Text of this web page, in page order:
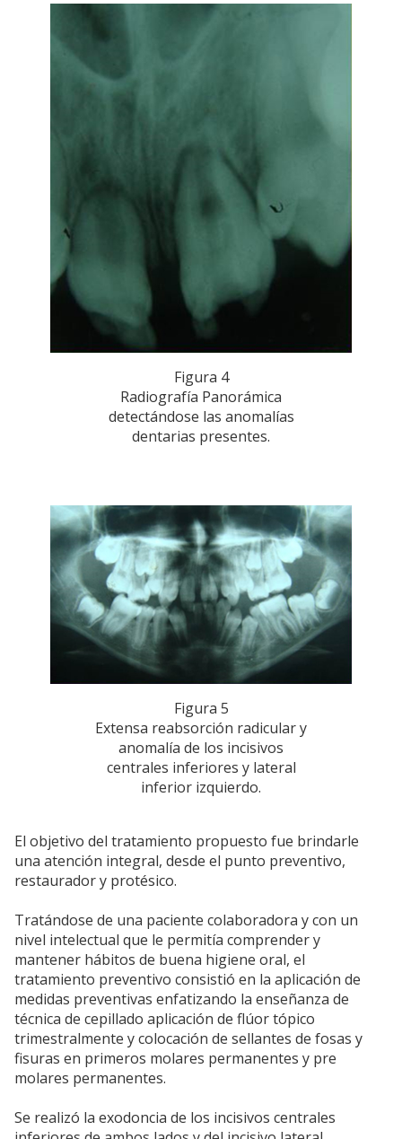
Figura 4
Radiografía Panorámica
detectándose las anomalías
dentarias presentes.
Figura 5
Extensa reabsorción radicular y
anomalía de los incisivos
centrales inferiores y lateral
inferior izquierdo.
El objetivo del tratamiento propuesto fue brindarle
una atención integral, desde el punto preventivo,
restaurador y protésico.
Tratándose de una paciente colaboradora y con un
nivel intelectual que le permitía comprender y
mantener hábitos de buena higiene oral, el
tratamiento preventivo consistió en la aplicación de
medidas preventivas enfatizando la enseñanza de
técnica de cepillado aplicación de flúor tópico
trimestralmente y colocación de sellantes de fosas y
fisuras en primeros molares permanentes y pre
molares permanentes.
Se realizó la exodoncia de los incisivos centrales